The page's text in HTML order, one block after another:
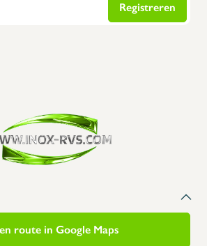
Inox | Karperstraat 6, 8400 Oostende | België | BNP Paribas Fortis:
Registreren
route in Google Maps